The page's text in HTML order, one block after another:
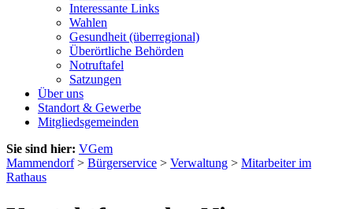
Interessante Links
Wahlen
Gesundheit (überregional)
Überörtliche Behörden
Notruftafel
Satzungen
Über uns
Standort & Gewerbe
Mitgliedsgemeinden
Sie sind hier: VGem
Mammendorf> Bürgerservice > Verwaltung > Mitarbeiter im
Rathaus